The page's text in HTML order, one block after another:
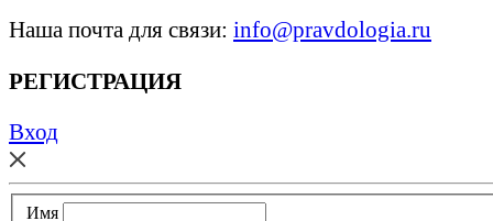
Наша почта для связи: info@pravdologia.ru
РЕГИСТРАЦИЯ
Вход
Имя